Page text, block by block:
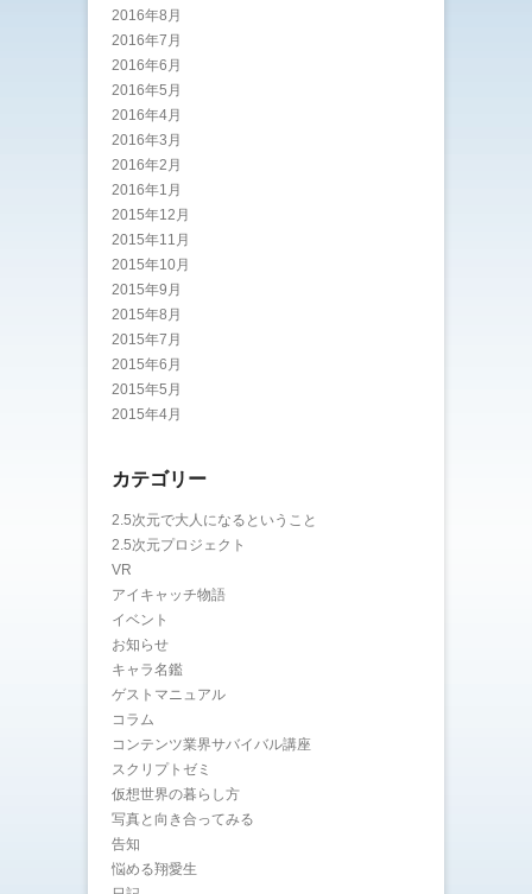
2016年8月
2016年7月
2016年6月
2016年5月
2016年4月
2016年3月
2016年2月
2016年1月
2015年12月
2015年11月
2015年10月
2015年9月
2015年8月
2015年7月
2015年6月
2015年5月
2015年4月
カテゴリー
2.5次元で大人になるということ
2.5次元プロジェクト
VR
アイキャッチ物語
イベント
お知らせ
キャラ名鑑
ゲストマニュアル
コラム
コンテンツ業界サバイバル講座
スクリプトゼミ
仮想世界の暮らし方
写真と向き合ってみる
告知
悩める翔愛生